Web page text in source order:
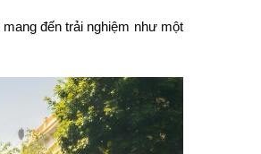
mang đến trải nghiệm như một